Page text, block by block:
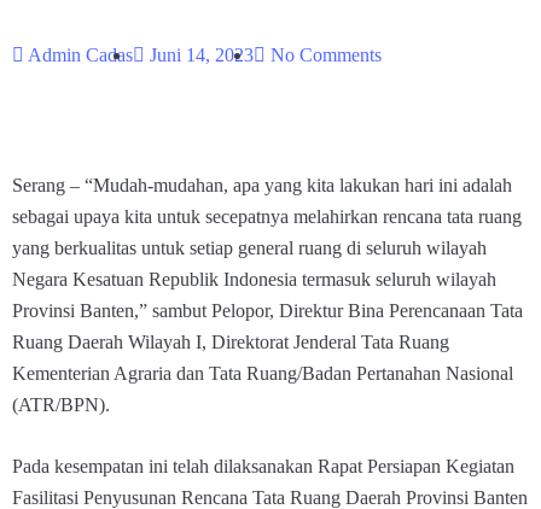
Admin Cadas Juni 14, 2023 No Comments
Serang – “Mudah-mudahan, apa yang kita lakukan hari ini adalah
sebagai upaya kita untuk secepatnya melahirkan rencana tata ruang
yang berkualitas untuk setiap general ruang di seluruh wilayah
Negara Kesatuan Republik Indonesia termasuk seluruh wilayah
Provinsi Banten,” sambut Pelopor, Direktur Bina Perencanaan Tata
Ruang Daerah Wilayah I, Direktorat Jenderal Tata Ruang
Kementerian Agraria dan Tata Ruang/Badan Pertanahan Nasional
(ATR/BPN).
Pada kesempatan ini telah dilaksanakan Rapat Persiapan Kegiatan
Fasilitasi Penyusunan Rencana Tata Ruang Daerah Provinsi Banten